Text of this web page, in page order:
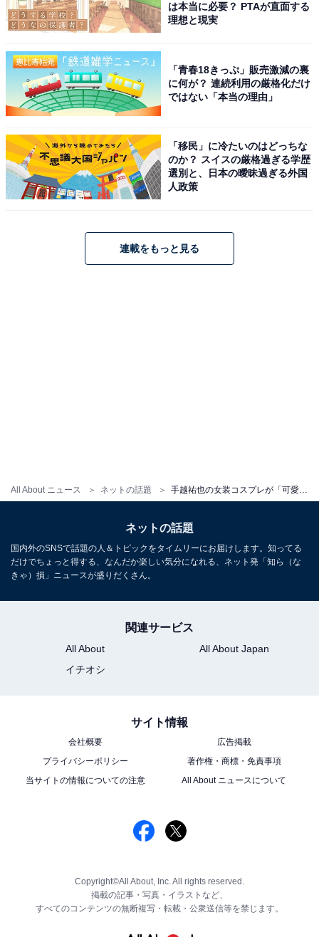
All About ニュース ネットの話題
は本当に必要？ PTAが直面する
理想と現実
「青春18きっぷ」販売激減の裏
に何が？ 連続利用の厳格化だけ
ではない「本当の理由」
「移民」に冷たいのはどっちな
のか？ スイスの厳格過ぎる学歴
選別と、日本の曖昧過ぎる外国
人政策
連載をもっと見る
ネットの話題
国内外のSNSで話題の人＆トピックをタイムリーにお届けします。知ってる
だけでちょっと得する、なんだか楽しい気分になれる、ネット発「知ら（な
きゃ）損」ニュースが盛りだくさん。
関連サービス
All About
All About Japan
イチオシ
サイト情報
会社概要
広告掲載
プライバシーポリシー
著作権・商標・免責事項
当サイトの情報についての注意
All About ニュースについて
Copyright©All About, Inc. All rights reserved.
掲載の記事・写真・イラストなど、
すべてのコンテンツの無断複写・転載・公衆送信等を禁じます。